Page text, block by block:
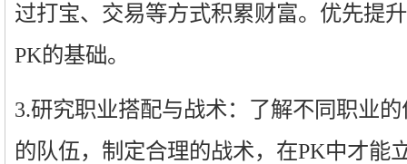
过打宝、交易等方式积累财富。优先提
PK的基础。
3.研究职业搭配与战术：了解不同职业
的队伍，制定合理的战术，在PK中才能